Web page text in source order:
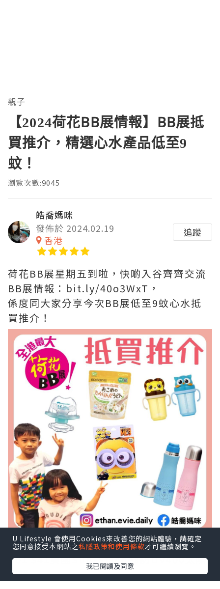
親子
【2024荷花BB展情報】BB展抵
買推介，精選心水產品低至9
蚊！
瀏覽次數:9045
皓喬媽咪
發佈於 2024.02.19
香港
追蹤
荷花BB展星期五到啦，快啲入谷齊齊交流
BB展情報：bit.ly/40o3WxT，
係度同大家分享今次BB展低至9蚊心水抵
買推介！
A01 $41美國Sun-Staches防UV400太陽
眼鏡
U Lifestyle 會使用Cookies來改善您的網站體驗，請確定
您同意接受本網站之私隱政策和使用條款才可繼續瀏覽。
我已閱讀及同意